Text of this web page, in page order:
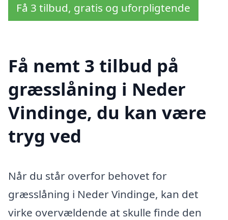
Få 3 tilbud, gratis og uforpligtende
Få nemt 3 tilbud på
græsslåning i Neder
Vindinge, du kan være
tryg ved
Når du står overfor behovet for
græsslåning i Neder Vindinge, kan det
virke overvældende at skulle finde den